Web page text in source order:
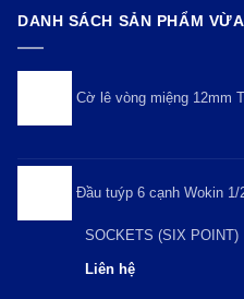
DANH SÁCH SẢN PHẨM
Cờ lê vòng miệng 12mm
Đầu tuýp 6 cạnh Wokin 1/
SOCKETS (SIX POINT)
Liên hệ